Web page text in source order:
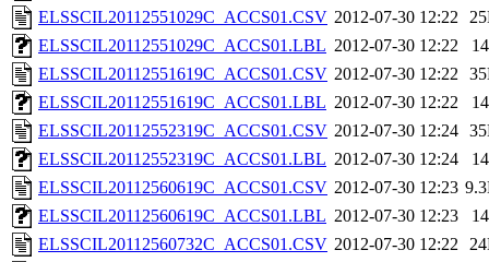
ELSSCIL20112551029C_ACCS01.CSV 2012-07-30 12:22
ELSSCIL20112551029C_ACCS01.LBL 2012-07-30 12:22
ELSSCIL20112551619C_ACCS01.CSV 2012-07-30 12:22
ELSSCIL20112551619C_ACCS01.LBL 2012-07-30 12:22
ELSSCIL20112552319C_ACCS01.CSV 2012-07-30 12:24
ELSSCIL20112552319C_ACCS01.LBL 2012-07-30 12:24
ELSSCIL20112560619C_ACCS01.CSV 2012-07-30 12:23
ELSSCIL20112560619C_ACCS01.LBL 2012-07-30 12:23
ELSSCIL20112560732C_ACCS01.CSV 2012-07-30 12:22